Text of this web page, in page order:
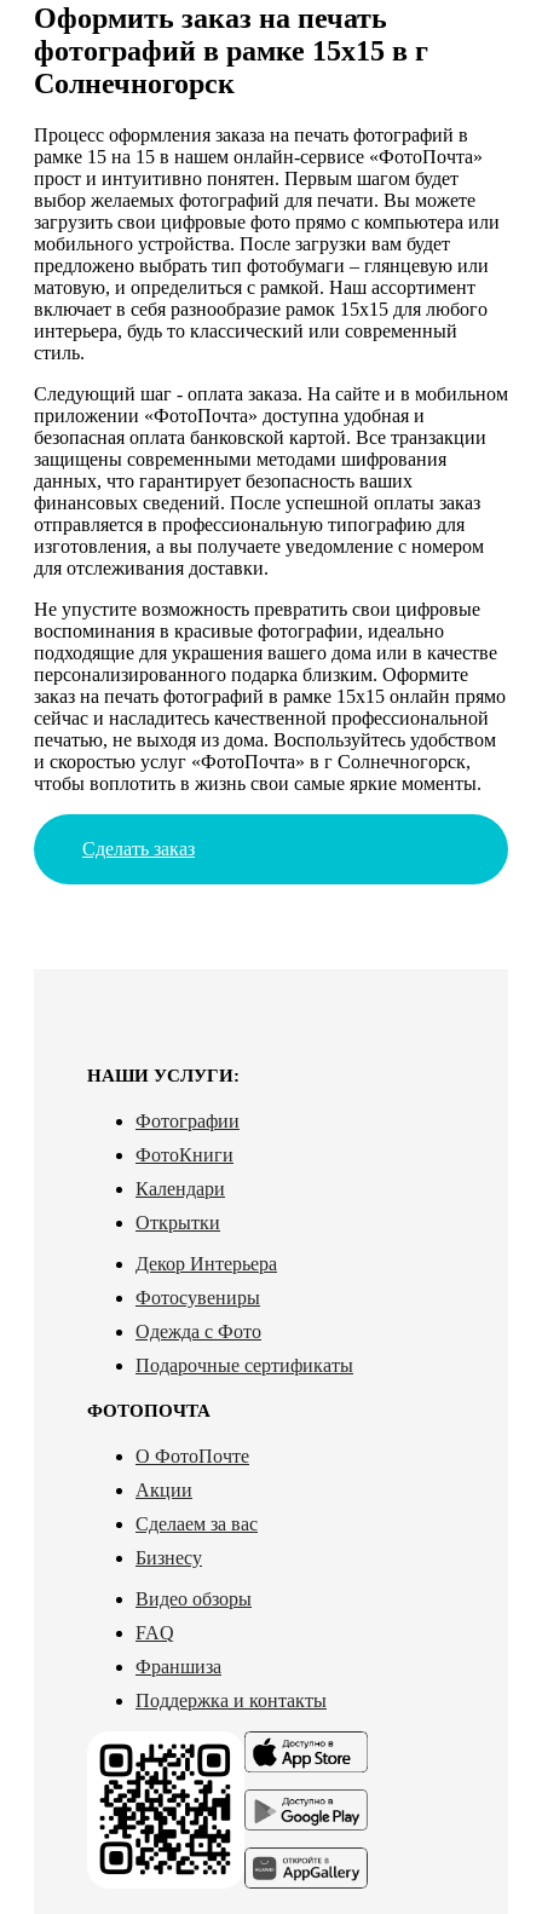
Оформить заказ на печать
фотографий в рамке 15х15 в г
Солнечногорск
Процесс оформления заказа на печать фотографий в
рамке 15 на 15 в нашем онлайн-сервисе «ФотоПочта»
прост и интуитивно понятен. Первым шагом будет
выбор желаемых фотографий для печати. Вы можете
загрузить свои цифровые фото прямо с компьютера или
мобильного устройства. После загрузки вам будет
предложено выбрать тип фотобумаги – глянцевую или
матовую, и определиться с рамкой. Наш ассортимент
включает в себя разнообразие рамок 15х15 для любого
интерьера, будь то классический или современный
стиль.
Следующий шаг - оплата заказа. На сайте и в мобильном
приложении «ФотоПочта» доступна удобная и
безопасная оплата банковской картой. Все транзакции
защищены современными методами шифрования
данных, что гарантирует безопасность ваших
финансовых сведений. После успешной оплаты заказ
отправляется в профессиональную типографию для
изготовления, а вы получаете уведомление с номером
для отслеживания доставки.
Не упустите возможность превратить свои цифровые
воспоминания в красивые фотографии, идеально
подходящие для украшения вашего дома или в качестве
персонализированного подарка близким. Оформите
заказ на печать фотографий в рамке 15х15 онлайн прямо
сейчас и насладитесь качественной профессиональной
печатью, не выходя из дома. Воспользуйтесь удобством
и скоростью услуг «ФотоПочта» в г Солнечногорск,
чтобы воплотить в жизнь свои самые яркие моменты.
Сделать заказ
НАШИ УСЛУГИ:
Фотографии
ФотоКниги
Календари
Открытки
Декор Интерьера
Фотосувениры
Одежда с Фото
Подарочные сертификаты
ФОТОПОЧТА
О ФотоПочте
Акции
Сделаем за вас
Бизнесу
Видео обзоры
FAQ
Франшиза
Поддержка и контакты